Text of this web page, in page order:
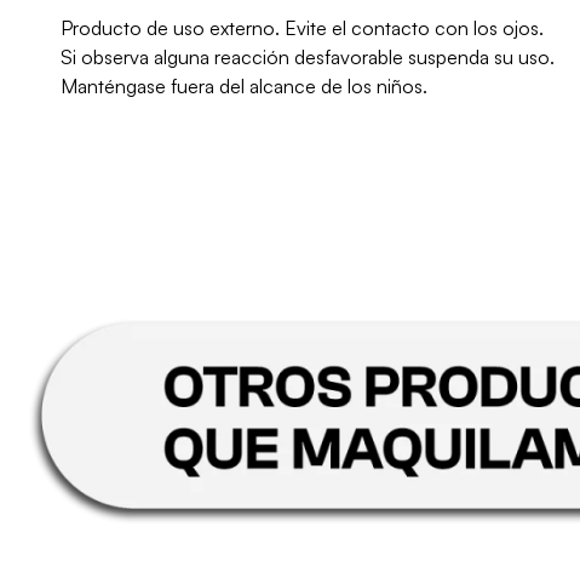
Producto de uso externo. Evite el contacto con los ojos.
Si observa alguna reacción desfavorable suspenda su uso.
Manténgase fuera del alcance de los niños.